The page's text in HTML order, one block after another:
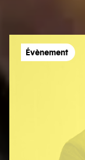
Évènement